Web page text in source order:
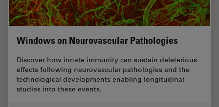
Windows on Neurovascular Pathologies
Discover how innate immunity can sustain deleterious
effects following neurovascular pathologies and the
technological developments enabling longitudinal
studies into these events.